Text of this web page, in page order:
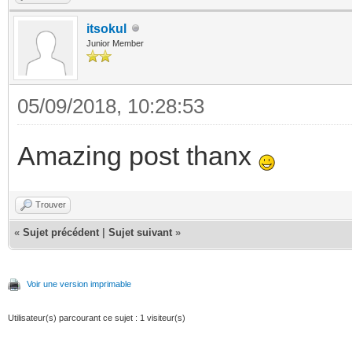
itsokul
Junior Member
05/09/2018, 10:28:53
Amazing post thanx
Trouver
« Sujet précédent Sujet suivant »
Voir une version imprimable
Utilisateur(s) parcourant ce sujet : 1 visiteur(s)